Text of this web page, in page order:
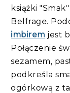
książki
Belfrage.
imbirem jest
Połączenie
sezamem,
podkreśla
ogórkową z